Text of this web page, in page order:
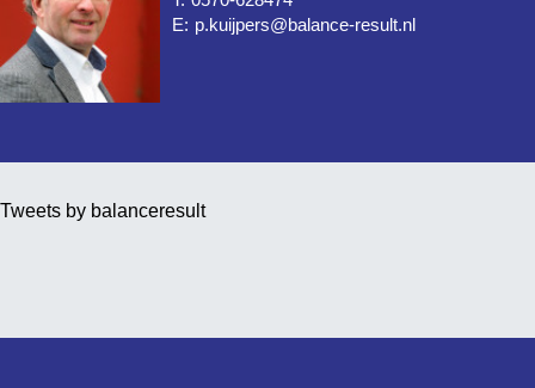
E: p.kuijpers@balance-result.nl
Tweets by balanceresult